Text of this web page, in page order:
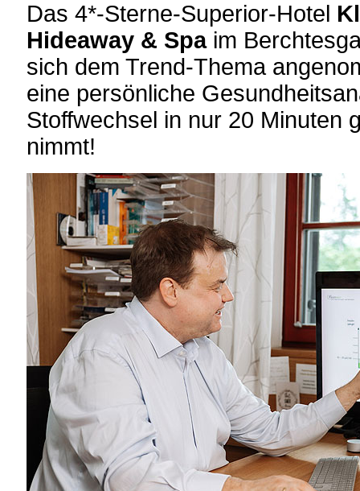
Das 4*-Sterne-Superior-Hotel
Hideaway & Spaim
sich dem Trend-Thema
eine persönliche
Stoffwechsel in nur 20 Minuten
nimmt!